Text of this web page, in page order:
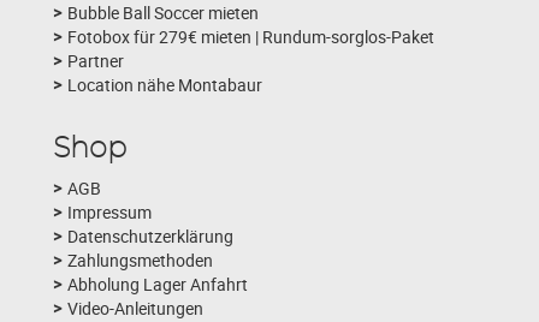
Bubble Ball Soccer mieten
Fotobox für 279€ mieten | Rundum-sorglos-Paket
Partner
Location nähe Montabaur
Shop
AGB
Impressum
Datenschutzerklärung
Zahlungsmethoden
Abholung Lager Anfahrt
Video-Anleitungen